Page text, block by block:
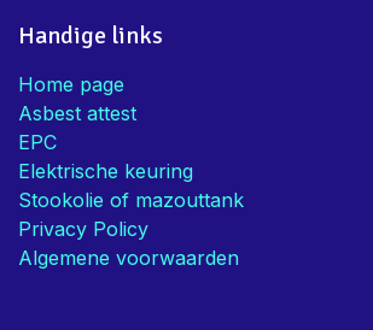
Handige links
Home page
Asbest attest
EPC
Elektrische keuring
Stookolie of mazouttank
Privacy Policy
Algemene voorwaarden